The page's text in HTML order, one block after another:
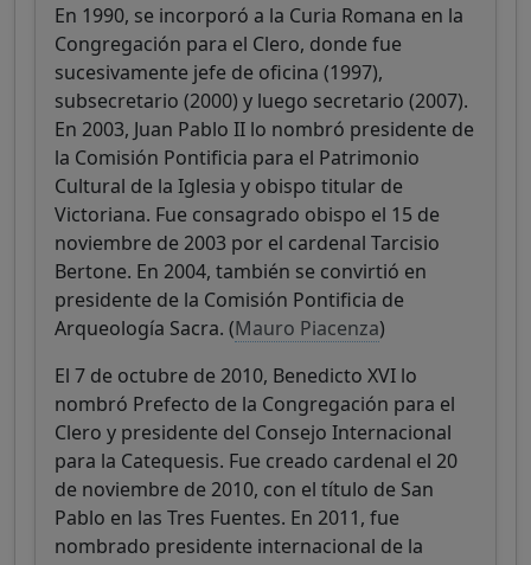
En 1990, se incorporó a la Curia Romana en la
Congregación para el Clero, donde fue
sucesivamente jefe de oficina (1997),
subsecretario (2000) y luego secretario (2007).
En 2003, Juan Pablo II lo nombró presidente de
la Comisión Pontificia para el Patrimonio
Cultural de la Iglesia y obispo titular de
Victoriana. Fue consagrado obispo el 15 de
noviembre de 2003 por el cardenal Tarcisio
Bertone. En 2004, también se convirtió en
presidente de la Comisión Pontificia de
Arqueología Sacra. (Mauro Piacenza)
El 7 de octubre de 2010, Benedicto XVI lo
nombró Prefecto de la Congregación para el
Clero y presidente del Consejo Internacional
para la Catequesis. Fue creado cardenal el 20
de noviembre de 2010, con el título de San
Pablo en las Tres Fuentes. En 2011, fue
nombrado presidente internacional de la